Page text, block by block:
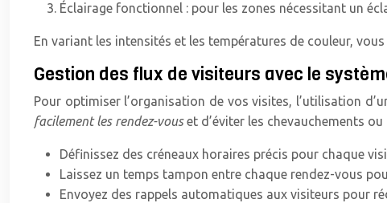
Éclairage fonctionnel : pour les zones nécessitant un
En variant les intensités et les températures de couleur,
Gestion des flux de visiteurs avec le
Pour optimiser l’organisation de vos visites, l’utilisation
facilement les rendez-vouset d’éviter les chevauchements
Définissez des créneaux horaires précis pour chaque
Laissez un temps tampon entre chaque rendez-vous
Envoyez des rappels automatiques aux visiteurs pour